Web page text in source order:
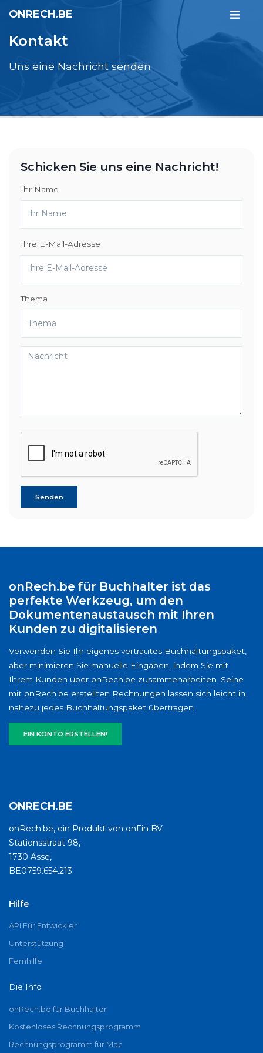
ONRECH.BE
Kontakt
Uns eine Nachricht senden
Schicken Sie uns eine Nachricht!
Ihr Name
Ihre E-Mail-Adresse
Thema
Senden
onRech.be für Buchhalter ist das
perfekte Werkzeug, um den
Dokumentenaustausch mit Ihren
Kunden zu digitalisieren
Verwenden Sie Ihr eigenes vertrautes Buchhaltungspaket,
aber minimieren Sie manuelle Eingaben, indem Sie mit
Ihrem Kunden über onRech.be zusammenarbeiten. Seine
mit onRech.be erstellten Rechnungen lassen sich leicht in
nahezu jedes Buchhaltungspaket übertragen.
EIN KONTO ERSTELLEN!
ONRECH.BE
onRech.be, ein Produkt von onFin BV
Stationsstraat 98,
1730 Asse,
BE0759.654.213
Hilfe
API Für Entwickler
Unterstützung
Fernhilfe
Die Info
onRech.be für Buchhalter
Kostenloses Rechnungsprogramm
Rechnungsprogramm für Mac